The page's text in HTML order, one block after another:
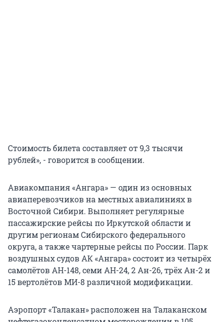
Стоимость билета составляет от 9,3 тысячи
рублей», - говорится в сообщении.
Авиакомпания «Ангара» — один из основных
авиаперевозчиков на местных авиалиниях в
Восточной Сибири. Выполняет регулярные
пассажирские рейсы по Иркутской области и
другим регионам Сибирского федерального
округа, а также чартерные рейсы по России. Парк
воздушных судов АК «Ангара» состоит из четырёх
самолётов АН-148, семи АН-24, 2 Ан-26, трёх Ан-2 и
15 вертолётов МИ-8 различной модификации.
Аэропорт «Талакан» расположен на Талаканском